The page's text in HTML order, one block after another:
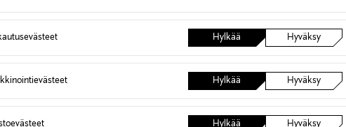
Hylkää Hyväksy
Hylkää Hyväksy
Hylkää Hyväksy